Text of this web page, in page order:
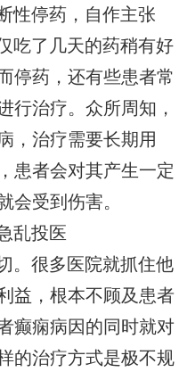
性停药，自作主张
吃了几天的药稍有好
停药，还有些患者常
行治疗。众所周知，
，治疗需要长期用
患者会对其产生一定
会受到伤害。
乱投医
。很多医院就抓住他
益，根本不顾及患者
癫痫病因的同时就对
的治疗方式是极不规